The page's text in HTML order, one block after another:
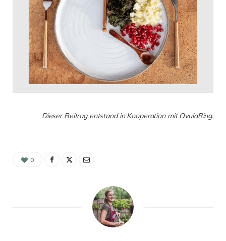
Dieser Beitrag entstand in Kooperation mit OvulaRing.
0